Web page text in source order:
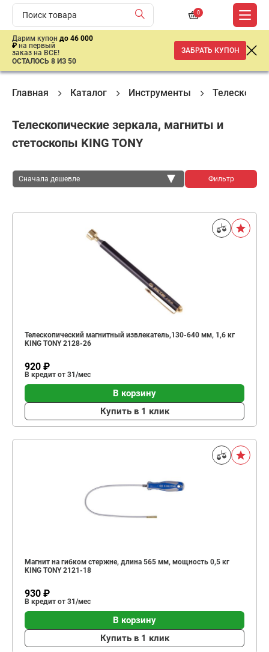
0
Дарим купон до 46 000
₽ на первый
заказ на ВСЕ!
ОСТАЛОСЬ 8 ИЗ 50
ЗАБРАТЬ КУПОН
Главная Каталог Инструменты
Телескопические зеркала, магниты и
стетоскопы KING TONY
Сначала дешевле Фильтр
Телескопический магнитный извлекатель,130-640 мм, 1,6 кг
KING TONY 2128-26
920 ₽
В кредит от 31/мес
В корзину
Купить в 1 клик
Магнит на гибком стержне, длина 565 мм, мощность 0,5 кг
KING TONY 2121-18
930 ₽
В кредит от 31/мес
В корзину
Купить в 1 клик